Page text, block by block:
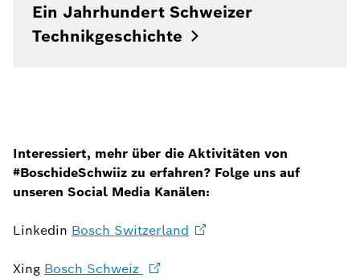
Ein Jahrhundert Schweizer
Technikgeschichte
Interessiert, mehr über die Aktivitäten von
#BoschideSchwiiz zu erfahren? Folge uns auf
unseren Social Media Kanälen:
Linkedin Bosch Switzerland
Xing Bosch Schweiz